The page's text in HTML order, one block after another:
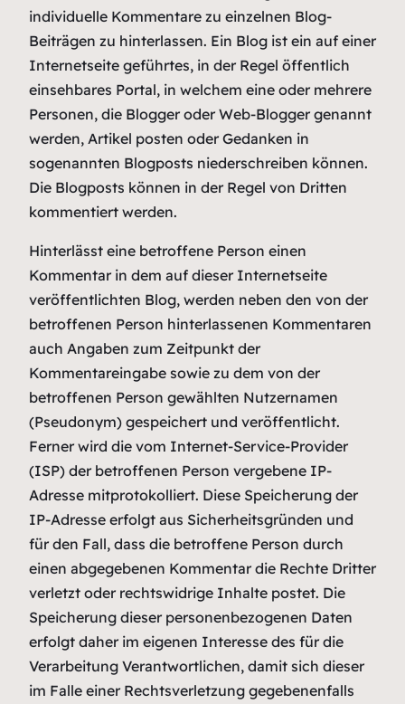
individuelle Kommentare zu einzelnen Blog-
Beiträgen zu hinterlassen. Ein Blog ist ein auf einer
Internetseite geführtes, in der Regel öffentlich
einsehbares Portal, in welchem eine oder mehrere
Personen, die Blogger oder Web-Blogger genannt
werden, Artikel posten oder Gedanken in
sogenannten Blogposts niederschreiben können.
Die Blogposts können in der Regel von Dritten
kommentiert werden.
Hinterlässt eine betroffene Person einen
Kommentar in dem auf dieser Internetseite
veröffentlichten Blog, werden neben den von der
betroffenen Person hinterlassenen Kommentaren
auch Angaben zum Zeitpunkt der
Kommentareingabe sowie zu dem von der
betroffenen Person gewählten Nutzernamen
(Pseudonym) gespeichert und veröffentlicht.
Ferner wird die vom Internet-Service-Provider
(ISP) der betroffenen Person vergebene IP-
Adresse mitprotokolliert. Diese Speicherung der
IP-Adresse erfolgt aus Sicherheitsgründen und
für den Fall, dass die betroffene Person durch
einen abgegebenen Kommentar die Rechte Dritter
verletzt oder rechtswidrige Inhalte postet. Die
Speicherung dieser personenbezogenen Daten
erfolgt daher im eigenen Interesse des für die
Verarbeitung Verantwortlichen, damit sich dieser
im Falle einer Rechtsverletzung gegebenenfalls